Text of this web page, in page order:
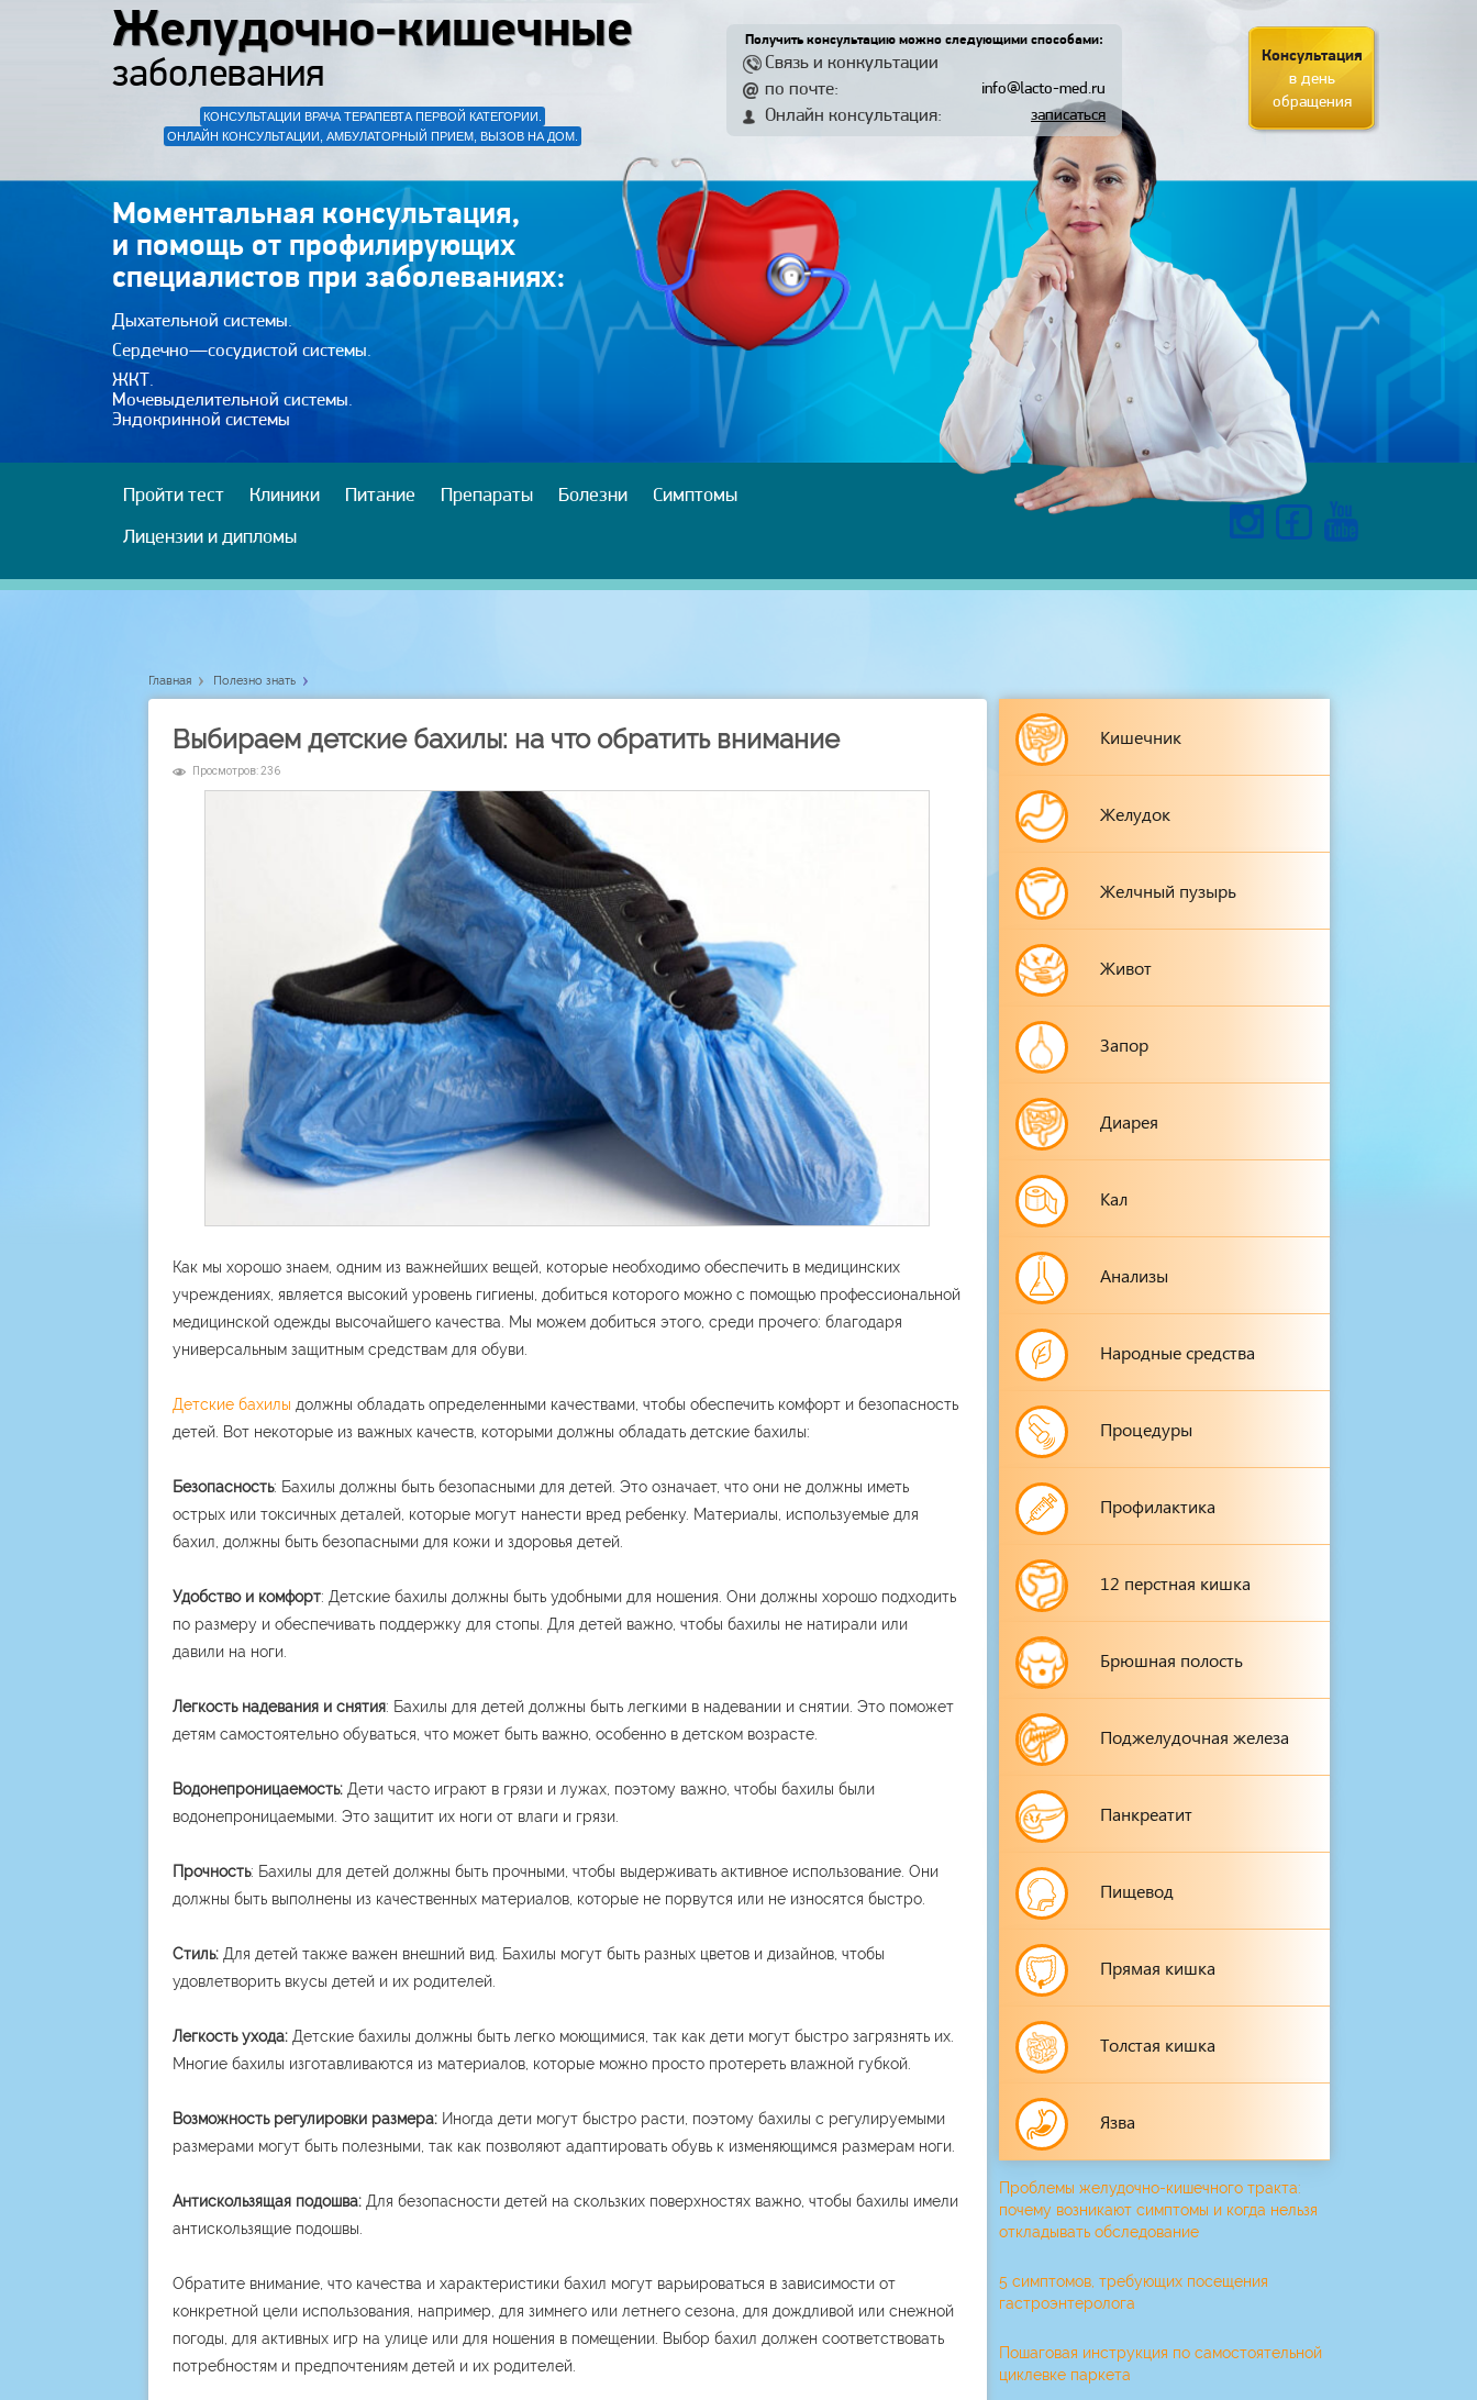
Желудочно-кишечные
заболевания
КОНСУЛЬТАЦИИ ВРАЧА ТЕРАПЕВТА ПЕРВОЙ КАТЕГОРИИ.
ОНЛАЙН КОНСУЛЬТАЦИИ, АМБУЛАТОРНЫЙ ПРИЕМ, ВЫЗОВ НА ДОМ.
Получить консультацию можно следующими способами:
Связь и конкультации
по почте:
info@lacto-med.ru
Онлайн консультация: записаться
Консультация
в день
обращения
Моментальная консультация,
и помощь от профилирующих
специалистов при заболеваниях:
Дыхательной системы.
Сердечно—сосудистой системы.
ЖКТ.
Мочевыделительной системы.
Эндокринной системы
Пройти тест Клиники Питание Препараты Болезни
Симптомы
Лицензии и дипломы
Главная Полезно знать
Выбираем детские бахилы: на что обратить внимание
Просмотров: 236
Как мы хорошо знаем, одним из важнейших вещей, которые необходимо обеспечить в медицинских
учреждениях, является высокий уровень гигиены, добиться которого можно с помощью профессиональной
медицинской одежды высочайшего качества. Мы можем добиться этого, среди прочего: благодаря
универсальным защитным средствам для обуви.
Детские бахилы должны обладать определенными качествами, чтобы обеспечить комфорт и безопасность
детей. Вот некоторые из важных качеств, которыми должны обладать детские бахилы:
Безопасность: Бахилы должны быть безопасными для детей. Это означает, что они не должны иметь
острых или токсичных деталей, которые могут нанести вред ребенку. Материалы, используемые для
бахил, должны быть безопасными для кожи и здоровья детей.
Удобство и комфорт: Детские бахилы должны быть удобными для ношения. Они должны хорошо подходить
по размеру и обеспечивать поддержку для стопы. Для детей важно, чтобы бахилы не натирали или
давили на ноги.
Легкость надевания и снятия: Бахилы для детей должны быть легкими в надевании и снятии. Это поможет
детям самостоятельно обуваться, что может быть важно, особенно в детском возрасте.
Водонепроницаемость:Дети часто играют в грязи и лужах, поэтому важно, чтобы бахилы были
водонепроницаемыми. Это защитит их ноги от влаги и грязи.
Прочность: Бахилы для детей должны быть прочными, чтобы выдерживать активное использование. Они
должны быть выполнены из качественных материалов, которые не порвутся или не износятся быстро.
Стиль:Для детей также важен внешний вид. Бахилы могут быть разных цветов и дизайнов, чтобы
удовлетворить вкусы детей и их родителей.
Легкость ухода:Детские бахилы должны быть легко моющимися, так как дети могут быстро загрязнять их.
Многие бахилы изготавливаются из материалов, которые можно просто протереть влажной губкой.
Возможность регулировки размера:Иногда дети могут быстро расти, поэтому бахилы с регулируемыми
размерами могут быть полезными, так как позволяют адаптировать обувь к изменяющимся размерам ноги.
Антискользящая подошва:Для безопасности детей на скользких поверхностях важно, чтобы бахилы имели
антискользящие подошвы.
Обратите внимание, что качества и характеристики бахил могут варьироваться в зависимости от
конкретной цели использования, например, для зимнего или летнего сезона, для дождливой или снежной
погоды, для активных игр на улице или для ношения в помещении. Выбор бахил должен соответствовать
потребностям и предпочтениям детей и их родителей.
Кишечник
Желудок
Желчный пузырь
Живот
Запор
Диарея
Кал
Анализы
Народные средства
Процедуры
Профилактика
12 перстная кишка
Брюшная полость
Поджелудочная железа
Панкреатит
Пищевод
Прямая кишка
Толстая кишка
Язва
Проблемы желудочно-кишечного тракта:
почему возникают симптомы и когда нельзя
откладывать обследование
5 симптомов, требующих посещения
гастроэнтеролога
Пошаговая инструкция по самостоятельной
циклевке паркета